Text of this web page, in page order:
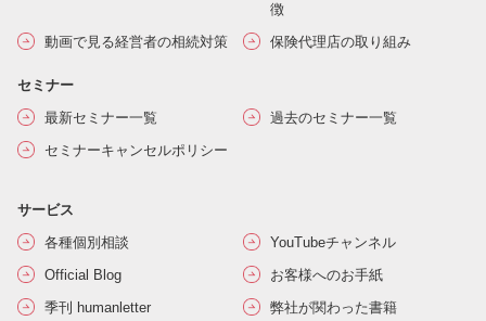
徴
動画で見る経営者の相続対策
保険代理店の取り組み
セミナー
最新セミナー一覧
過去のセミナー一覧
セミナーキャンセルポリシー
サービス
各種個別相談
YouTubeチャンネル
Official Blog
お客様へのお手紙
季刊 humanletter
弊社が関わった書籍